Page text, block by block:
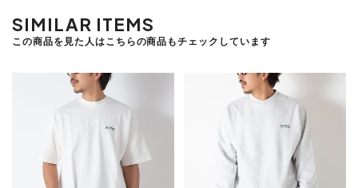
SIMILAR ITEMS
この商品を見た人はこちらの商品もチェックしています